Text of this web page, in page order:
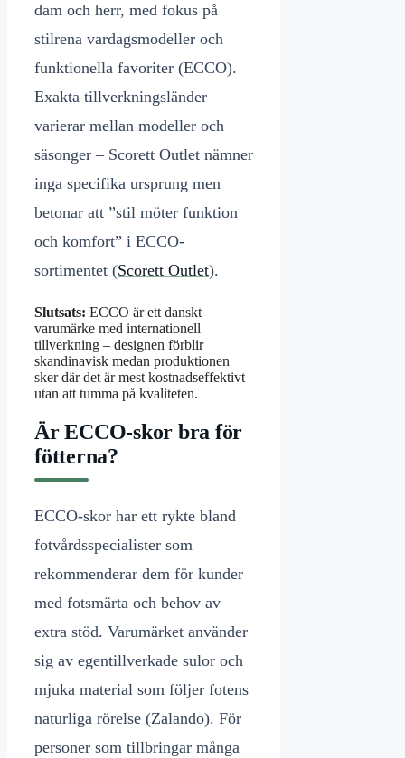
dam och herr, med fokus på
stilrena vardagsmodeller och
funktionella favoriter (ECCO).
Exakta tillverkningsländer
varierar mellan modeller och
säsonger – Scorett Outlet nämner
inga specifika ursprung men
betonar att ”stil möter funktion
och komfort” i ECCO-
sortimentet (Scorett Outlet).
Slutsats: ECCO är ett danskt
varumärke med internationell
tillverkning – designen förblir
skandinavisk medan produktionen
sker där det är mest kostnadseffektivt
utan att tumma på kvaliteten.
Är ECCO-skor bra för
fötterna?
ECCO-skor har ett rykte bland
fotvårdsspecialister som
rekommenderar dem för kunder
med fotsmärta och behov av
extra stöd. Varumärket använder
sig av egentillverkade sulor och
mjuka material som följer fotens
naturliga rörelse (Zalando). För
personer som tillbringar många